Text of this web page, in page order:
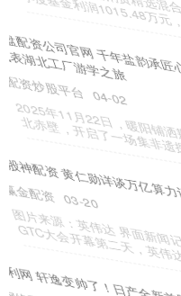
针对日前7-11便利店（7-
日，北京市朝阳区市场监管
昆明股票配资网APP下载 借力
Poppi成就下一个“十亿品牌”
网络配资 04-10
百事可乐(PEP.US)正雄心勃
十亿美元的新锐品牌——这一
中祥网配资平台 美国抵押贷款
收窄至47%
配资炒股平台 04-30
（原标题：美国抵押贷款申请
至47%） 金吾财讯|美国抵押